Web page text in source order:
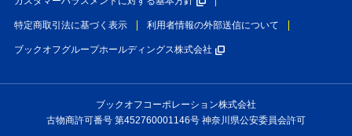
特定商取引法に基づく表示 利用者情報の外部送信について
ブックオフグループホールディングス株式会社
ブックオフコーポレーション株式会社
古物商許可番号 第452760001146号 神奈川県公安委員会許可